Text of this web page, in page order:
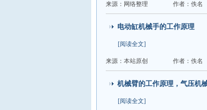
来源：网络整理 作者：佚名
电动缸机械手的工作原理
[阅读全文]
来源：本站原创 作者：佚名
机械臂的工作原理，气压机
[阅读全文]